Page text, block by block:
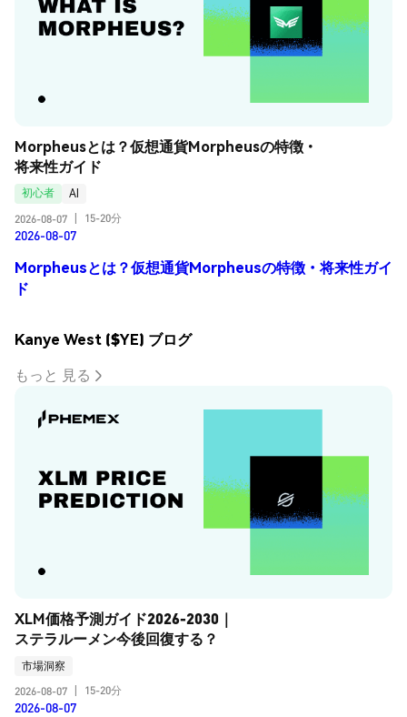
Morpheusとは？仮想通貨Morpheusの特徴・
将来性ガイド
初心者
AI
2026-08-07
15-20分
2026-08-07
Morpheusとは？仮想通貨Morpheusの特徴・将来性ガイ
ド
Kanye West ($YE) ブログ
もっと 見る
XLM価格予測ガイド2026-2030｜
ステラルーメン今後回復する？
市場洞察
2026-08-07
15-20分
2026-08-07